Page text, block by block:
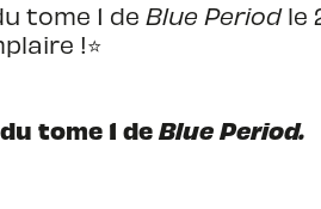
tome 1 de Blue Periodle
!⭐️
tome 1 de Blue Period.